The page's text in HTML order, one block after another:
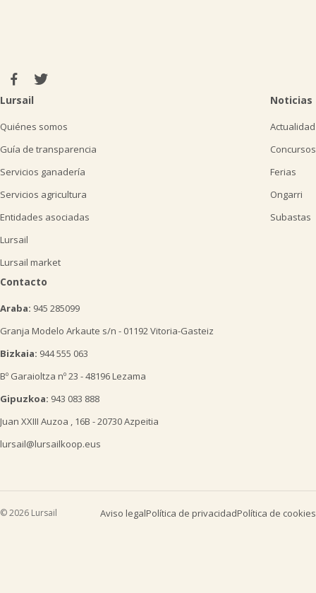
Lursail
Quiénes somos
Guía de transparencia
Servicios ganadería
Servicios agricultura
Entidades asociadas
Lursail
Lursail market
Noticias
Actualidad
Concursos
Ferias
Ongarri
Subastas
Contacto
Araba: 945 285099
Granja Modelo Arkaute s/n - 01192 Vitoria-Gasteiz
Bizkaia: 944 555 063
Bº Garaioltza nº 23 - 48196 Lezama
Gipuzkoa: 943 083 888
Juan XXIII Auzoa , 16B - 20730 Azpeitia
lursail@lursailkoop.eus
© 2026 Lursail Aviso legalPolítica de privacidadPolítica de cookies